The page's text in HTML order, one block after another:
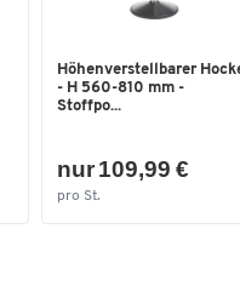
Höhenverstellbarer
- H 560-810 mm -
Stoffpo...
nur 109,99 €
pro St.